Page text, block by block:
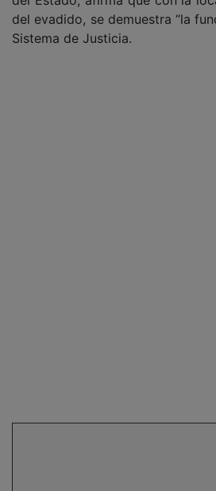
del evadido, se demuestra “la
Sistema de Justicia.